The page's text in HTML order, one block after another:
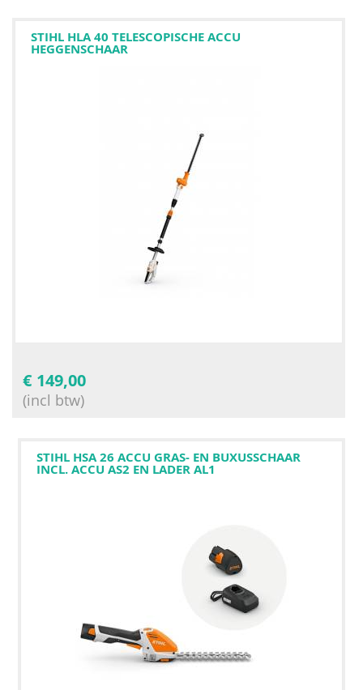
STIHL HLA 40 TELESCOPISCHE ACCU
HEGGENSCHAAR
€ 149,00
(incl btw)
STIHL HSA 26 ACCU GRAS- EN BUXUSSCHAAR
INCL. ACCU AS2 EN LADER AL1